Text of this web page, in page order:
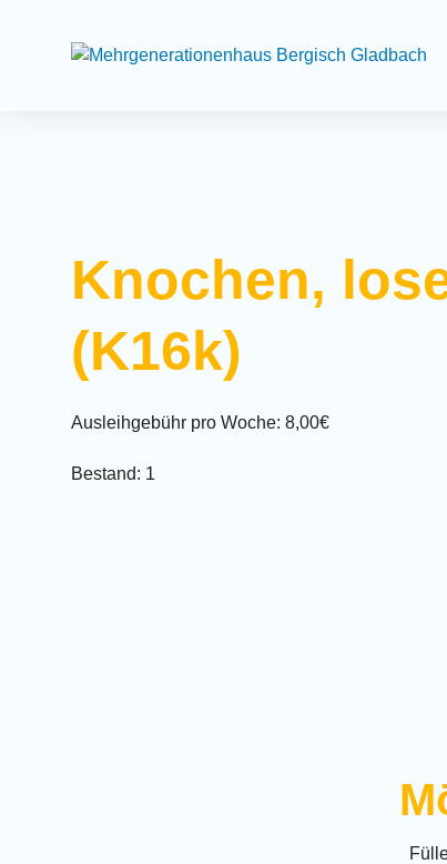
Knochen,
(K16k)
Ausleihgebühr pro Woche: 8,00€
Bestand: 1